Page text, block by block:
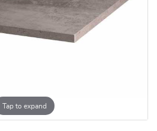
Tap to expand